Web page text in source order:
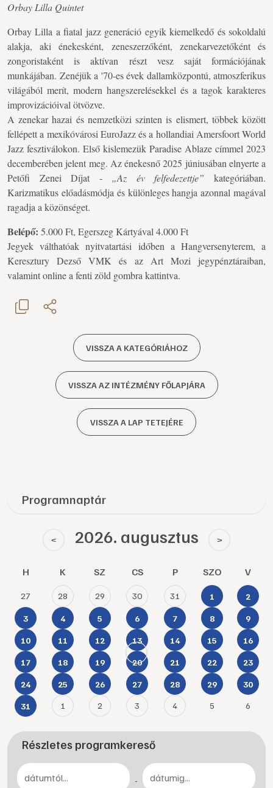
Orbay Lilla Quintet
Orbay Lilla a fiatal jazz generáció egyik kiemelkedő és sokoldalú
alakja, aki énekesként, zeneszerzőként, zenekarvezetőként és
zongoristaként is aktívan részt vesz saját formációjának
munkájában. Zenéjük a '70-es évek dallamközpontú, atmoszferikus
világából merít, modern hangszerelésekkel és a tagok karakteres
improvizációival ötvözve.
A zenekar hazai és nemzetközi szinten is elismert, többek között
fellépett a mexikóvárosi EuroJazz és a hollandiai Amersfoort World
Jazz fesztiválokon. Első kislemezük Paradise Ablaze címmel 2023
decemberében jelent meg. Az énekesnő 2025 júniusában elnyerte a
Petőfi Zenei Díjat - „Az év felfedezettje” kategóriában.
Karizmatikus előadásmódja és különleges hangja azonnal magával
ragadja a közönséget.
Belépő: 5.000 Ft, Egerszeg Kártyával 4.000 Ft
Jegyek válthatóak nyitvatartási időben a Hangversenyterem, a
Keresztury Dezső VMK és az Art Mozi jegypénztáraiban,
valamint online a fenti zöld gombra kattintva.
VISSZA A KATEGÓRIÁHOZ
VISSZA AZ INTÉZMÉNY FŐLAPJÁRA
VISSZA A LAP TETEJÉRE
Programnaptár
< 2026. augusztus >
H K SZ CS P SZO V
27 28 29 30 31 1 2
3 4 5 6 7 8 9
10 11 12 13 14 15 16
17 18 19 20 21 22 23
24 25 26 27 28 29 30
31 1 2 3 4 5 6
Részletes programkereső
-